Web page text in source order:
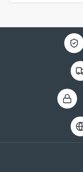
Politique de confidentialité